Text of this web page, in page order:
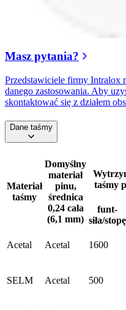
Masz pytania?
Przedstawiciele firmy Intralox
danego zastosowania. Aby
skontaktować się z działem
Dane taśmy
Materiał
taśmy
Domyślny
materiał
pinu,
średnica
0,24 cala
(6,1 mm)
taśmy
funt-
siła/stopę
Acetal Acetal 1600
SELM Acetal 500